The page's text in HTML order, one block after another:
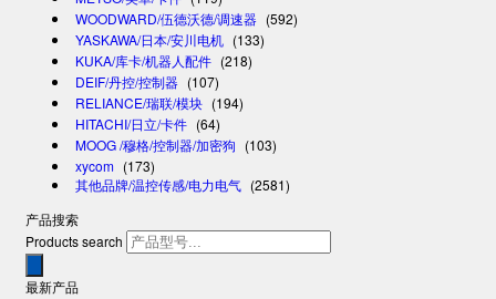
WOODWARD/伍德沃德/调速器 (592)
YASKAWA/日本/安川电机 (133)
KUKA/库卡/机器人配件 (218)
DEIF/丹控/控制器 (107)
RELIANCE/瑞联/模块 (194)
HITACHI/日立/卡件 (64)
MOOG /穆格/控制器/加密狗 (103)
xycom (173)
其他品牌/温控传感/电力电气 (2581)
产品搜索
Products search
最新产品